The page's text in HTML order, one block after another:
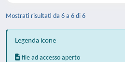
Mostrati risultati da 6 a 6 di 6
Legenda icone
file ad accesso aperto